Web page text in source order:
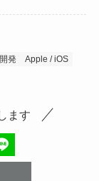
発
Apple / iOS
ます